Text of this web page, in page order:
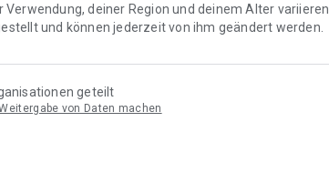
deiner Region und deinem Alter variieren.
und können jederzeit von ihm geändert werden.
geteilt
von Daten machen